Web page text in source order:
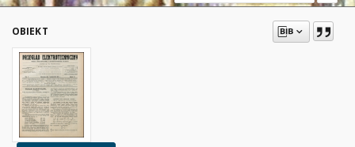
OBIEKT